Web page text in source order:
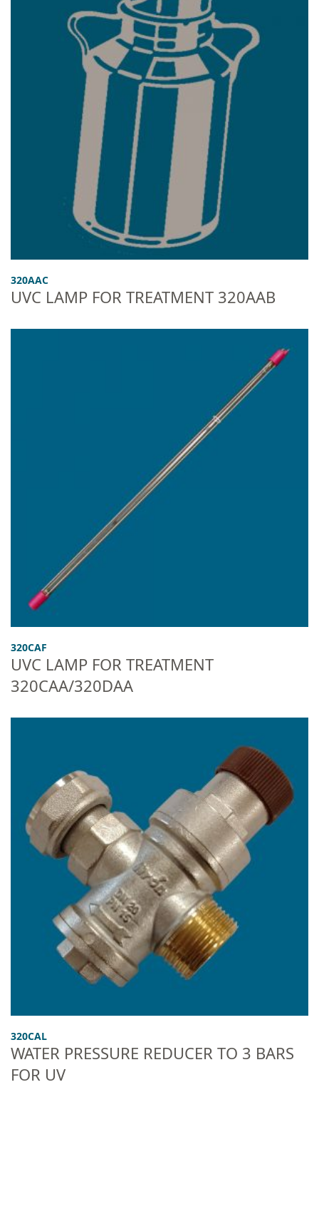
320AAC
UVC LAMP FOR TREATMENT 320AAB
320CAF
UVC LAMP FOR TREATMENT
320CAA/320DAA
320CAL
WATER PRESSURE REDUCER TO 3 BARS
FOR UV